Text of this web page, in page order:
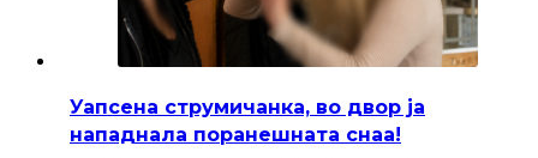
Уапсена струмичанка, во двор ја
нападнала поранешната снаа!